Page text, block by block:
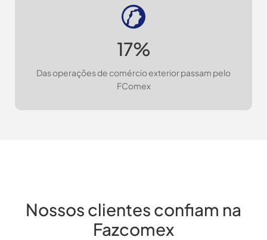
17%
Das operações de comércio exterior passam pelo
FComex
Nossos clientes confiam na
Fazcomex